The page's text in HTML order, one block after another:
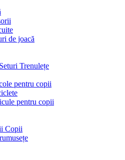
de joacă
Trenulețe
pentru copii
pentru copii
Copii